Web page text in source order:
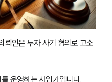
뢰인은 투자 사기 혐의로 고소
운영하는 사업가입니다.